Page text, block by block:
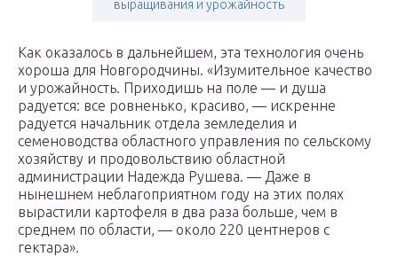
выращивания и урожайность
Как оказалось в дальнейшем, эта технология очень
хороша для Новгородчины. «Изумительное качество
и урожайность. Приходишь на поле — и душа
радуется: все ровненько, красиво, — искренне
радуется начальник отдела земледелия и
семеноводства областного управления по сельскому
хозяйству и продовольствию областной
администрации Надежда Рушева. — Даже в
нынешнем неблагоприятном году на этих полях
вырастили картофеля в два раза больше, чем в
среднем по области, — около 220 центнеров с
гектара».